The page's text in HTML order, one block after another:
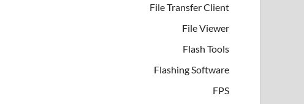
File Transfer Client
File Viewer
Flash Tools
Flashing Software
FPS